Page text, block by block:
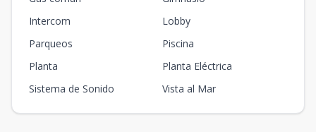
Intercom
Lobby
Parqueos
Piscina
Planta
Planta Eléctrica
Sistema de Sonido
Vista al Mar